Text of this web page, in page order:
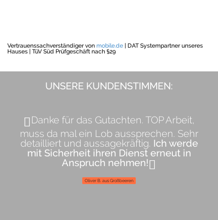
Vertrauenssachverständiger von mobile.de
DAT Systempartner unseres
Hauses | TüV Süd Prüfgeschäft nach §29
UNSERE KUNDENSTIMMEN:
Danke für das Gutachten. TOP Arbeit,
muss da mal ein Lob aussprechen. Sehr
detailliert und aussagekräftig. Ich werde
mit Sicherheit ihren Dienst erneut in
Anspruch nehmen!
Oliver B. aus Großbeeren